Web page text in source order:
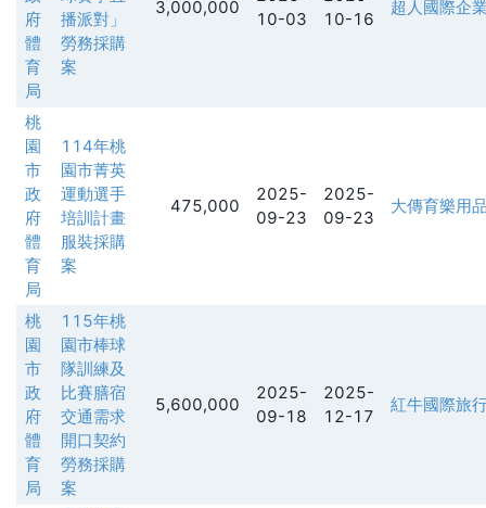
府
體
育
局
播派對」
勞務採購
案
3,000,000
10-03
10-16
超人國際企
桃
園
市
政
府
體
育
局
114年桃
園市菁英
運動選手
培訓計畫
服裝採購
案
475,000
2025-
09-23
2025-
09-23
大傳育樂用
桃
園
市
政
府
體
育
局
115年桃
園市棒球
隊訓練及
比賽膳宿
交通需求
開口契約
勞務採購
案
5,600,000
2025-
09-18
2025-
12-17
紅牛國際旅